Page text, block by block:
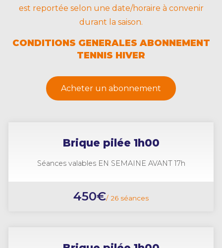
est reportée selon une date/horaire à convenir
durant la saison.
CONDITIONS GENERALES ABONNEMENT
TENNIS HIVER
Acheter un abonnement
Brique pilée 1h00
Séances valables EN SEMAINE AVANT 17h
450€/ 26 séances